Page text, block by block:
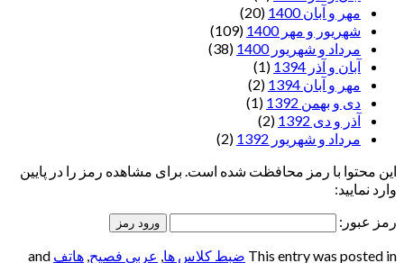
مهر و آبان 1400
(20)
شهریور و مهر 1400
(109)
مرداد و شهریور 1400
(38)
آبان و آذر 1394
(1)
مهر و آبان 1394
(2)
دی و بهمن 1392
(1)
آذر و دی 1392
(2)
مرداد و شهریور 1392
(2)
این محتوا با رمز محافظت شده است. برای مشاهده رمز را در پایین
وارد نمایید:
رمز عبور:
This entry was posted in ضبط کلاس ها, عربی فصیح, هاتف and